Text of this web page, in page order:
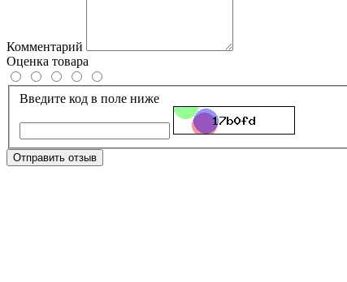
Комментарий
Оценка товара
Введите код в поле ниже
Отправить отзыв